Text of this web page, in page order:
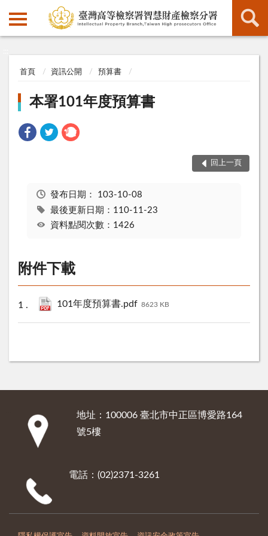
首頁 資訊公開 預算書
本署101年度預算書
回上一頁
發布日期： 103-10-08
最後更新日期：110-11-23
資料點閱次數：1426
附件下載
101年度預算書.pdf 8623 KB
地址：100006 臺北市中正區博愛路164
號5樓
電話：(02)2371-3261